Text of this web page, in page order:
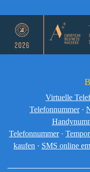
Virtuelle
Telefonnummer ·
Telefonnummer ·
kaufen · SMS online